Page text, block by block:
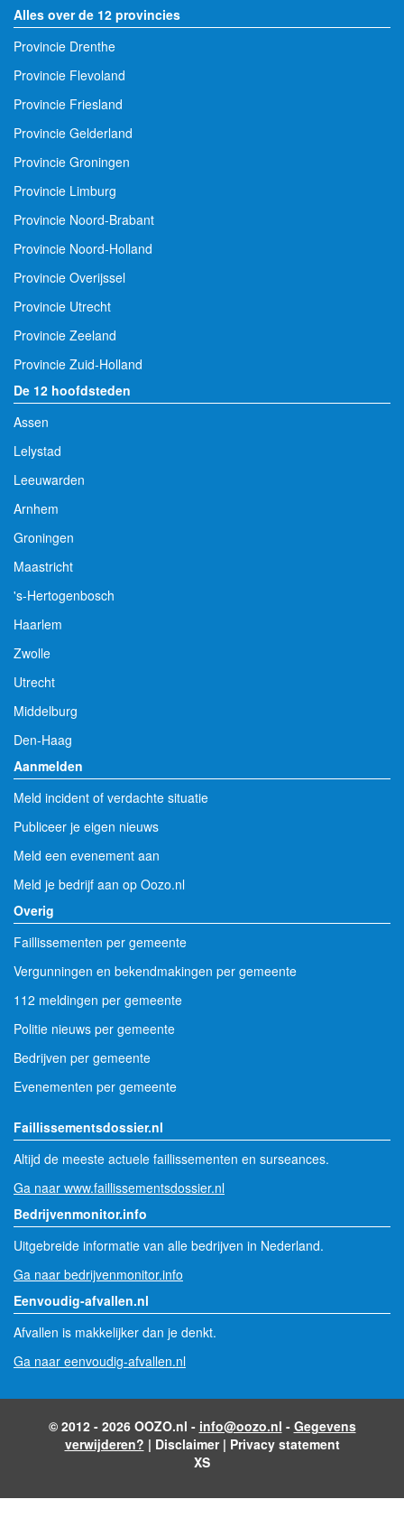
Alles over de 12 provincies
Provincie Drenthe
Provincie Flevoland
Provincie Friesland
Provincie Gelderland
Provincie Groningen
Provincie Limburg
Provincie Noord-Brabant
Provincie Noord-Holland
Provincie Overijssel
Provincie Utrecht
Provincie Zeeland
Provincie Zuid-Holland
De 12 hoofdsteden
Assen
Lelystad
Leeuwarden
Arnhem
Groningen
Maastricht
's-Hertogenbosch
Haarlem
Zwolle
Utrecht
Middelburg
Den-Haag
Aanmelden
Meld incident of verdachte situatie
Publiceer je eigen nieuws
Meld een evenement aan
Meld je bedrijf aan op Oozo.nl
Overig
Faillissementen per gemeente
Vergunningen en bekendmakingen per gemeente
112 meldingen per gemeente
Politie nieuws per gemeente
Bedrijven per gemeente
Evenementen per gemeente
Faillissementsdossier.nl
Altijd de meeste actuele faillissementen en surseances.
Ga naar www.faillissementsdossier.nl
Bedrijvenmonitor.info
Uitgebreide informatie van alle bedrijven in Nederland.
Ga naar bedrijvenmonitor.info
Eenvoudig-afvallen.nl
Afvallen is makkelijker dan je denkt.
Ga naar eenvoudig-afvallen.nl
© 2012 - 2026 OOZO.nl - info@oozo.nl - Gegevens
verwijderen? | Disclaimer| Privacy statement
XS